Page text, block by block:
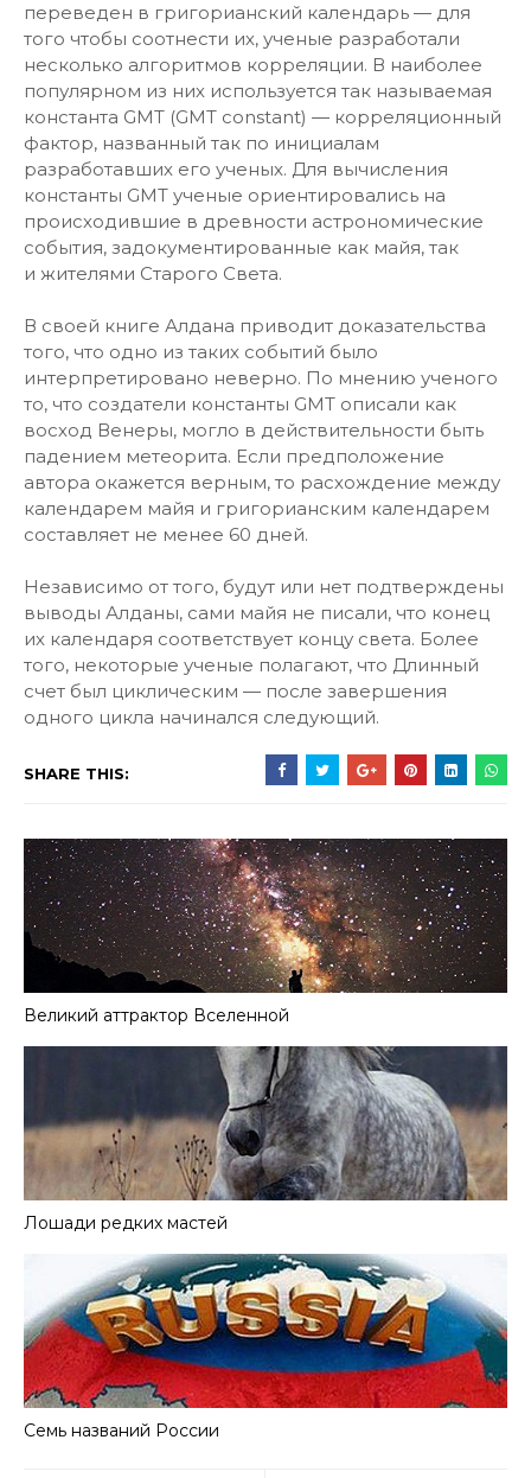
переведен в григорианский календарь — для
того чтобы соотнести их, ученые разработали
несколько алгоритмов корреляции. В наиболее
популярном из них используется так называемая
константа GMT (GMT constant) — корреляционный
фактор, названный так по инициалам
разработавших его ученых. Для вычисления
константы GMT ученые ориентировались на
происходившие в древности астрономические
события, задокументированные как майя, так
и жителями Старого Света.
В своей книге Алдана приводит доказательства
того, что одно из таких событий было
интерпретировано неверно. По мнению ученого
то, что создатели константы GMT описали как
восход Венеры, могло в действительности быть
падением метеорита. Если предположение
автора окажется верным, то расхождение между
календарем майя и григорианским календарем
составляет не менее 60 дней.
Независимо от того, будут или нет подтверждены
выводы Алданы, сами майя не писали, что конец
их календаря соответствует концу света. Более
того, некоторые ученые полагают, что Длинный
счет был циклическим — после завершения
одного цикла начинался следующий.
SHARE THIS:
Великий аттрактор Вселенной
Лошади редких мастей
Семь названий России